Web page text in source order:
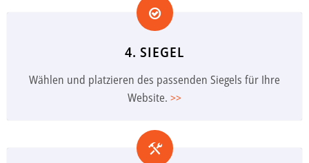
4. SIEGEL
Wählen und platzieren des passenden Siegels für Ihre
Website. >>